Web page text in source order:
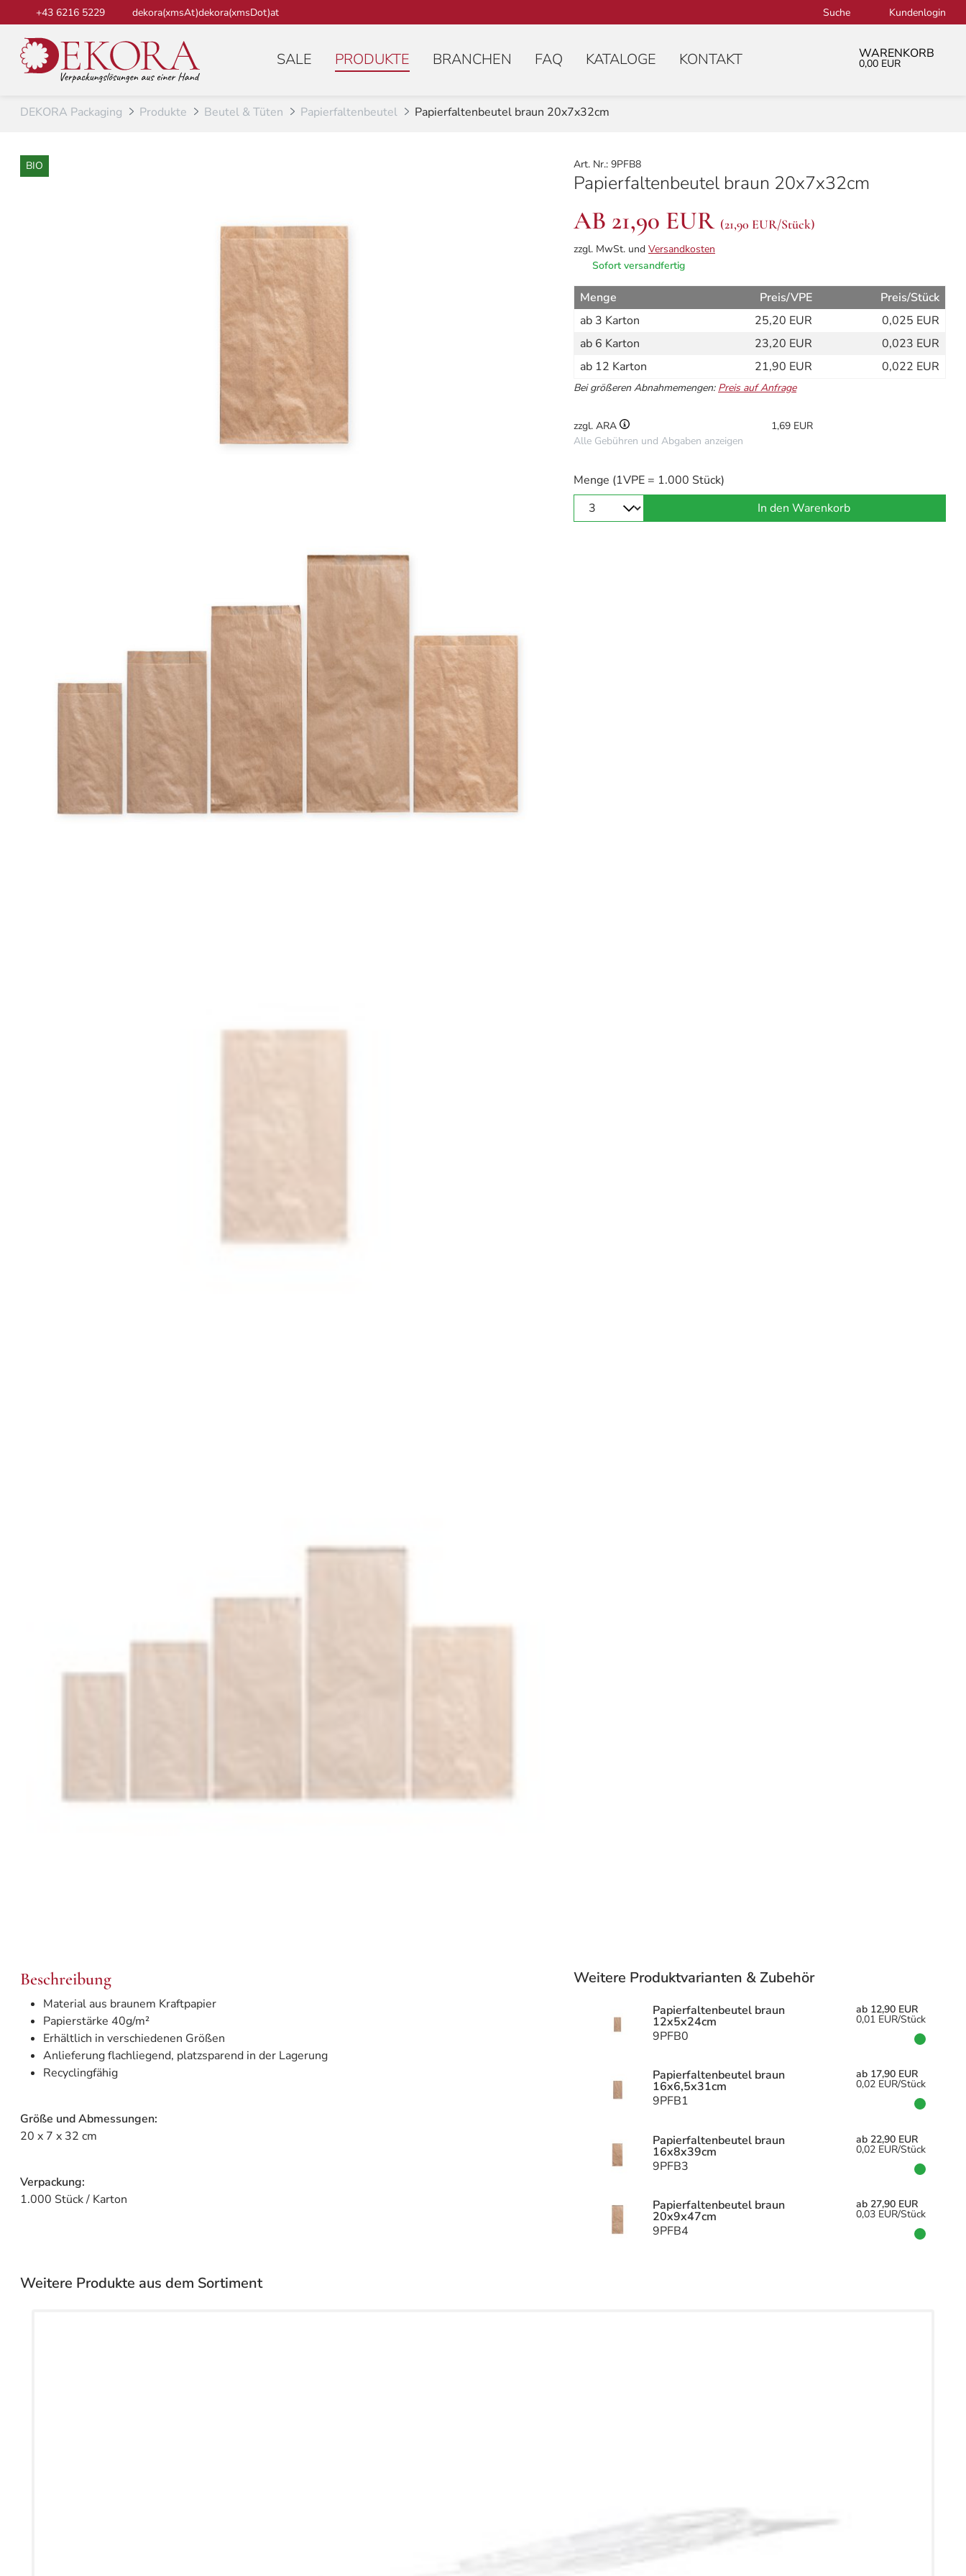
Zum Inhalt+43 6216 5229 dekora(xmsAt)dekora(xmsDot)at Suche Kundenlogin
SALE PRODUKTE(AKTIV)BRANCHEN FAQ KATALOGE KONTAKT WARENKORB
0,00 EUR
DEKORA Packaging Produkte Beutel & Tüten Papierfaltenbeutel Papierfaltenbeutel braun 20x7x32cm
BIO Art. Nr.: 9PFB8
Papierfaltenbeutel braun 20x7x32cm
AB 21,90 EUR (21,90 EUR/Stück)
zzgl. MwSt. und Versandkosten
Sofort versandfertig
Menge Preis/VPE
Preis/Stück
ab 3 Karton
25,20 EUR
0,025 EUR
ab 6 Karton
23,20 EUR
0,023 EUR
ab 12 Karton
21,90 EUR 0,022 EUR
Bei größeren Abnahmemengen: Preis auf Anfrage
zzgl. ARA
1,69 EUR
Alle Gebühren und Abgaben anzeigen
Menge (1VPE = 1.000 Stück)
In den Warenkorb
Beschreibung
Material aus braunem Kraftpapier
Papierstärke 40g/m²
Erhältlich in verschiedenen Größen
Anlieferung flachliegend, platzsparend in der Lagerung
Recyclingfähig
Größe und Abmessungen:
20 x 7 x 32 cm
Verpackung:
1.000 Stück / Karton
Weitere Produktvarianten & Zubehör
Papierfaltenbeutel braun
12x5x24cm
9PFB0
ab 12,90 EUR
0,01 EUR/Stück
Papierfaltenbeutel braun
16x6,5x31cm
9PFB1
ab 17,90 EUR
0,02 EUR/Stück
Papierfaltenbeutel braun
16x8x39cm
9PFB3
ab 22,90 EUR
0,02 EUR/Stück
Papierfaltenbeutel braun
20x9x47cm
9PFB4
ab 27,90 EUR
0,03 EUR/Stück
Weitere Produkte aus dem Sortiment